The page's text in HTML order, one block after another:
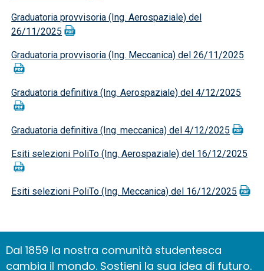
Graduatoria provvisoria (Ing. Aerospaziale) del
26/11/2025
Graduatoria provvisoria (Ing. Meccanica) del 26/11/2025
Graduatoria definitiva (Ing. Aerospaziale) del 4/12/2025
Graduatoria definitiva (Ing. meccanica) del 4/12/2025
Esiti selezioni PoliTo (Ing. Aerospaziale) del 16/12/2025
Esiti selezioni PoliTo (Ing. Meccanica) del 16/12/2025
Dal 1859 la nostra comunità studentesca
cambia il mondo. Sostieni la sua idea di futuro.